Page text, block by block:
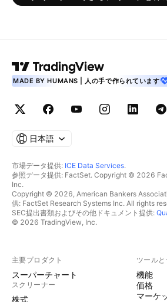
MADE BY HUMANS | 人の手で作られています
日本語
市場データ提供: ICE Data Services.
参照データ提供: FactSet. Copyright © 2026
Inc.
Copyright © 2026, American Bankers
供: FactSet Research Systems Inc. All rights
SEC提出書類およびその他ドキュメント提供:
© 2026 TradingView, Inc.
主要プロダクト
スーパーチャート
スクリーナー
株式
ツール
機能
価格
マーケ